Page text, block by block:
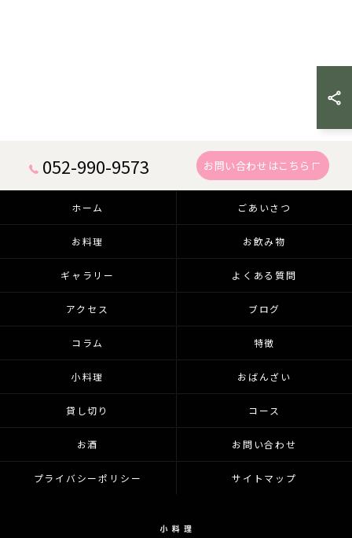
052-990-9573 お問い合わせはこちら
ホーム ごあいさつ
お料理 お飲み物
ギャラリー よくある質問
アクセス ブログ
コラム 特徴
小料理 おばんざい
貸し切り コース
お酒 お問い合わせ
プライバシーポリシー サイトマップ